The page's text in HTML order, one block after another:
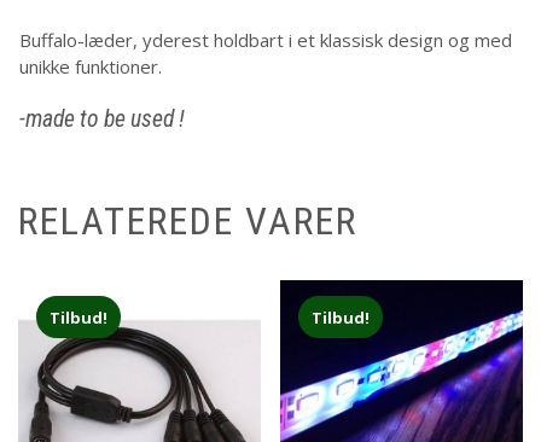
Buffalo-læder, yderest holdbart i et klassisk design og med
unikke funktioner.
-made to be used !
RELATEREDE VARER
Tilbud! Tilbud!